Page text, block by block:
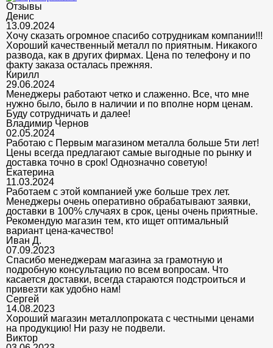
Отзывы
Денис
13.09.2024
Хочу сказать огромное спасибо сотрудникам компании!!!
Хороший качественный металл по приятным. Никакого
развода, как в других фирмах. Цена по телефону и по
факту заказа осталась прежняя.
Кирилл
29.06.2024
Менеджеры работают четко и слаженно. Все, что мне
нужно было, было в наличии и по вполне норм ценам.
Буду сотрудничать и далее!
Владимир Чернов
02.05.2024
Работаю с Первым магазином металла больше 5ти лет!
Цены всегда предлагают самые выгодные по рынку и
доставка точно в срок! Однозначно советую!
Екатерина
11.03.2024
Работаем с этой компанией уже больше трех лет.
Менеджеры очень оперативно обрабатывают заявки,
доставки в 100% случаях в срок, цены очень приятные.
Рекомендую магазин тем, кто ищет оптимальный
вариант цена-качество!
Иван Д.
07.09.2023
Спасибо менеджерам магазина за грамотную и
подробную консультацию по всем вопросам. Что
касается доставки, всегда стараются подстроиться и
привезти как удобно нам!
Сергей
14.08.2023
Хороший магазин металлопроката с честными ценами
на продукцию! Ни разу не подвели.
Виктор